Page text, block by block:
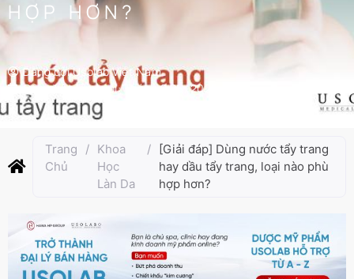
HỢP HƠN?
Đăng bởiUsolab Việt Nam
Cập nhật lần cuối: Tháng 2 26, 2025
Trang
Chủ
/ Khoa
Học
Làn Da
/ [Giải đáp] Dùng nước tẩy trang
hay dầu tẩy trang, loại nào phù
hợp hơn?